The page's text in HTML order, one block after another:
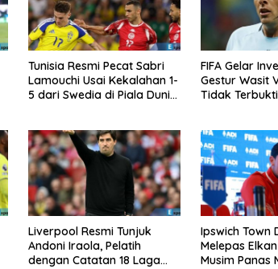
Tunisia Resmi Pecat Sabri
Lamouchi Usai Kekalahan 1-
5 dari Swedia di Piala Dunia
FIFA Gelar
Gestur Wasit
Tidak
Liverpool Resmi Tunjuk
Andoni Iraola, Pelatih
dengan Catatan 18 Laga
Ipswich Town
Melepas
Musim Panas